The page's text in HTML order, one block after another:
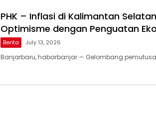
PHK – Inflasi di Kalimantan
Optimisme dengan Penguatan
Berita July 13, 2026
Banjarbaru, habarbanjar — Gelombang